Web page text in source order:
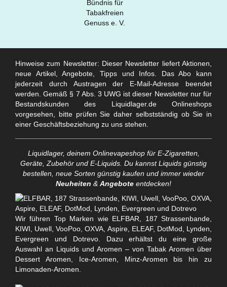
Hinweise zum Newsletter: Dieser Newsletter liefert Aktionen,
neue Artikel, Angebote, Tipps und Infos. Das Abo kann
jederzeit durch Austragen der E-Mail-Adresse beendet
werden. Gemäß § 7 Abs. 3 UWG ist dieser Newsletter nur für
Bestandskunden des Liquidlager.de Onlineshops
vorgesehen, bitte prüfen Sie daher selbstständig ob Sie in
einer Geschäftsbeziehung zu uns stehen.
Liquidlager, deinem Onlinevapeshop für E-Zigaretten,
Geräte, Zubehör und E-Liquids. Du kannst Liquids günstig
bestellen, neue Sorten günstig kaufen und immer wieder
Neuheiten & Angebote entdecken!
Wir führen Top Marken wie ELFBAR, 187 Strassenbande,
KIWI, Uwell, VooPoo, OXVA, Aspire, ELEAF, DotMod, Lynden,
Evergreen und Dotrevo. Dazu erhältst du eine große
Auswahl an Liquids und Aromen – von Tabak Aromen über
Dessert Aromen, Ice-Aromen, Minz-Aromen bis hin zu
Limonaden-Aromen.